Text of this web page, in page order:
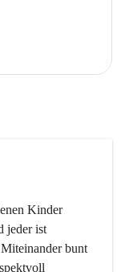
Kinder
jeder ist
bunt